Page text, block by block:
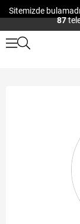
Sitemizde
87